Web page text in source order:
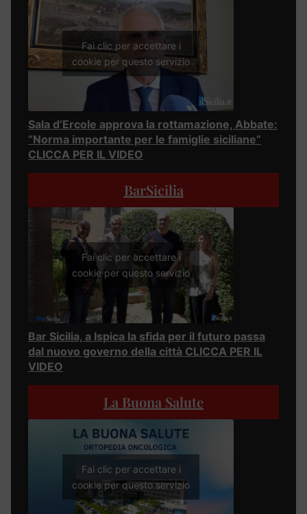
Fai clic per accettare i
cookie per questo servizio
Sala d’Ercole approva la rottamazione, Abbate:
“Norma importante per le famiglie siciliane”
CLICCA PER IL VIDEO
BarSicilia
Fai clic per accettare i
cookie per questo servizio
Bar Sicilia, a Ispica la sfida per il futuro passa
dal nuovo governo della città CLICCA PER IL
VIDEO
La Buona Salute
Fai clic per accettare i
cookie per questo servizio